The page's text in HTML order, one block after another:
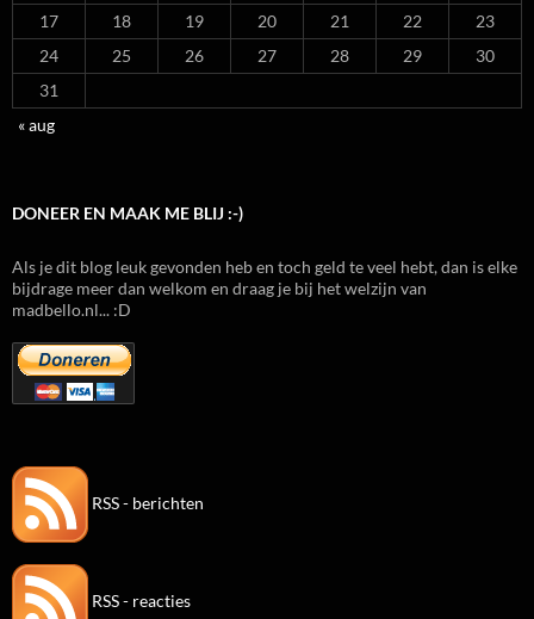
17
18 19 20 21 22
23
24
25 26 27 28 29
30
31
« aug
DONEER EN MAAK ME BLIJ :-)
Als je dit blog leuk gevonden heb en toch geld te veel hebt, dan is elke
bijdrage meer dan welkom en draag je bij het welzijn van
madbello.nl... :D
RSS - berichten
RSS - reacties